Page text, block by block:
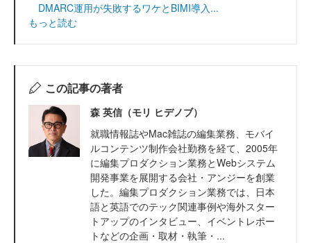
DMARC運用が失敗するワケとBIMI導入...
もっと読む
この記事の著者
森 英信（モリ ヒデノブ）
就職情報誌やMac雑誌の編集業務、モバイ
ルコンテンツ制作会社勤務を経て、2005年
に編集プロダクション業務とWebシステム
開発事業を展開する会社・アンジーを創業
した。編集プロダクション業務では、日本
語と英語でのテック関連事例や海外スター
トアップのインタビュー、イベントレポー
トなどの企画・取材・執筆・...